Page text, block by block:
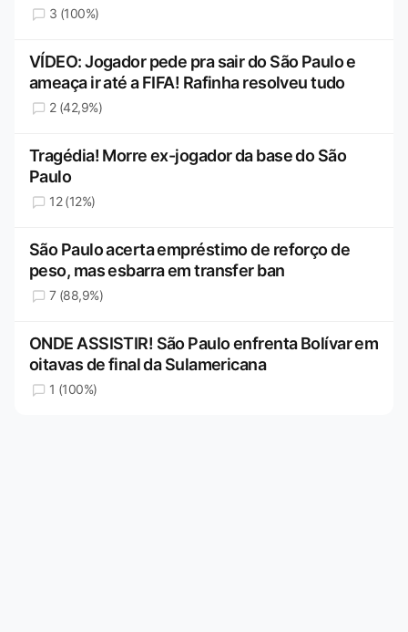
3 (100%)
VÍDEO: Jogador pede pra sair do São Paulo e
ameaça ir até a FIFA! Rafinha resolveu tudo
2 (42,9%)
Tragédia! Morre ex-jogador da base do São
Paulo
12 (12%)
São Paulo acerta empréstimo de reforço de
peso, mas esbarra em transfer ban
7 (88,9%)
ONDE ASSISTIR! São Paulo enfrenta Bolívar em
oitavas de final da Sulamericana
1 (100%)